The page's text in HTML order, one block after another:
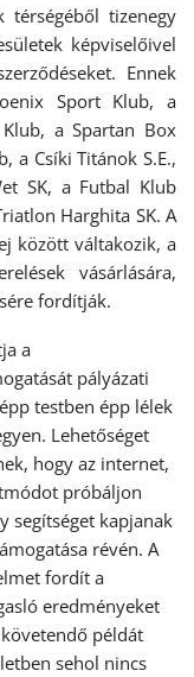
térségéből tizenegy
képviselőivel
Ennek
Sport Klub, a
Klub, a Spartan Box
a Csíki Titánok S.E.,
SK, a Futbal Klub
Harghita SK. A
között váltakozik, a
vásárlására,
fordítják.
a
pályázati
testben épp lélek
Lehetőséget
hogy az internet,
próbáljon
segítséget kapjanak
révén. A
fordít a
eredményeket
példát
sehol nincs